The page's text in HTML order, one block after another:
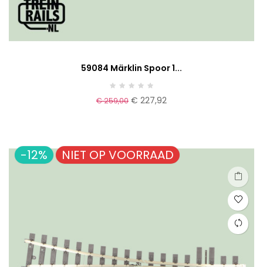
59084 Märklin Spoor 1...
€ 259,00 € 227,92
-12% NIET OP VOORRAAD